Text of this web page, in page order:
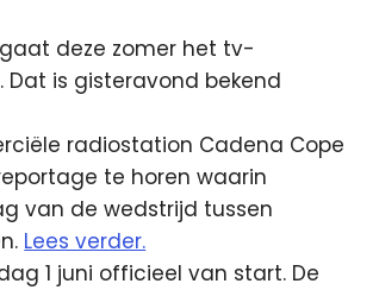
deze zomer het tv-
Dat is gisteravond bekend
radiostation Cadena Cope
te horen waarin
van de wedstrijd tussen
Lees verder.
1 juni officieel van start. De